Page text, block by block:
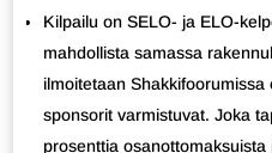
Kilpailu on SELO- ja ELO-
mahdollista samassa
ilmoitetaan
sponsorit varmistuvat. Joka
prosenttia